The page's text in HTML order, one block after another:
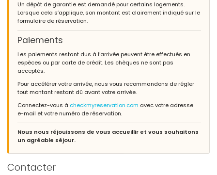
Un dépôt de garantie est demandé pour certains logements.
Lorsque cela s’applique, son montant est clairement indiqué sur le
formulaire de réservation.
Paiements
Les paiements restant dus à l’arrivée peuvent être effectués en
espèces ou par carte de crédit. Les chèques ne sont pas
acceptés.
Pour accélérer votre arrivée, nous vous recommandons de régler
tout montant restant dû avant votre arrivée.
Connectez-vous à checkmyreservation.com avec votre adresse
e-mail et votre numéro de réservation.
Nous nous réjouissons de vous accueillir et vous souhaitons
un agréable séjour.
Contacter